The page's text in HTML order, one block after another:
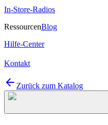
In-Store-Radios
RessourcenBlog
Hilfe-Center
Kontakt
Zurück zum Katalog